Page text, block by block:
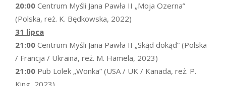
20:00 Centrum Myśli Jana Pawła II „Moja Ozerna”
(Polska, reż. K. Będkowska, 2022)
31 lipca
21:00 Centrum Myśli Jana Pawła II „Skąd dokąd” (Polska
/ Francja / Ukraina, reż. M. Hamela, 2023)
21:00 Pub Lolek „Wonka” (USA / UK / Kanada, reż. P.